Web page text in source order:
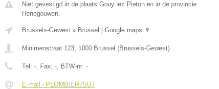
Niet gevestigd in de plaats Gouy lez Pieton en in de provincie
Henegouwen.
Brussels-Gewest » Brussel Google maps ▼
Minimenstraat 123, 1000 Brussel (Brussels-Gewest)
Tel: -, Fax: -, BTW-nr: -
E-mail › PLOMBIER7SU7